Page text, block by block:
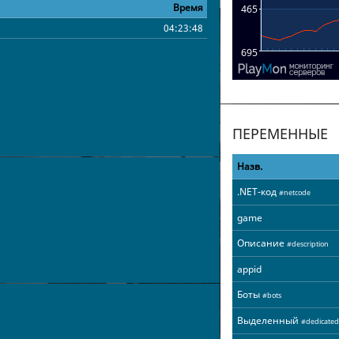
Время
04:23:48
ПЕРЕМЕННЫЕ
Назв.
.NET-код #netcode
game
Описание #description
appid
Боты #bots
Выделенный #dedicated